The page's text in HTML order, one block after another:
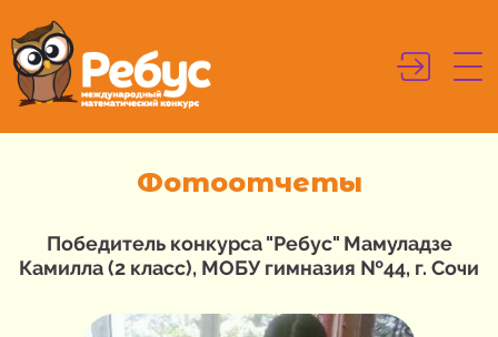
Фотоотчеты
Победитель конкурса "Ребус" Мамуладзе
Камилла (2 класс), МОБУ гимназия №44, г. Сочи